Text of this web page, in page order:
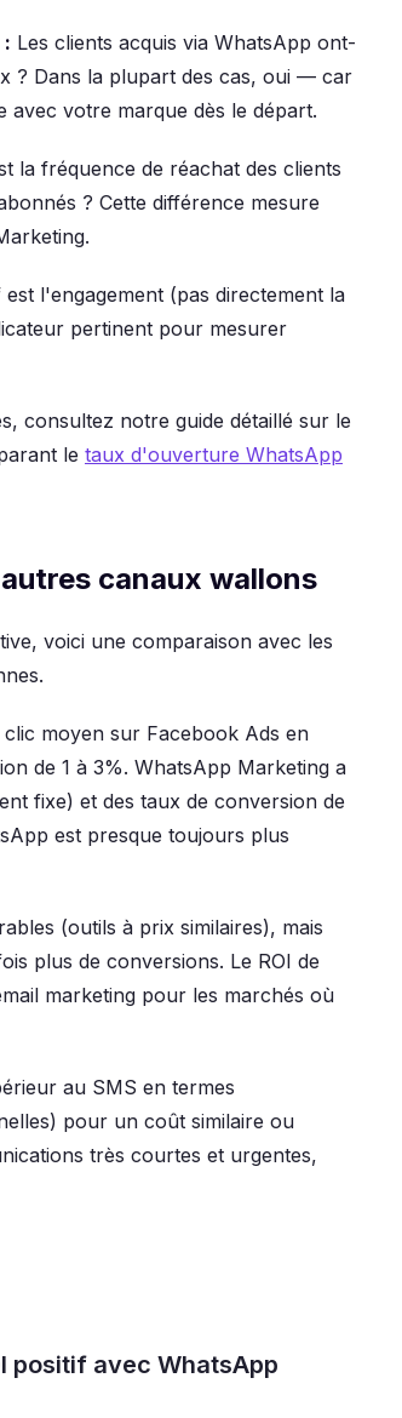
Les clients acquis via WhatsApp ont-
? Dans la plupart des cas, oui — car
votre marque dès le départ.
la fréquence de réachat des clients
? Cette différence mesure
l'engagement (pas directement la
pertinent pour mesurer
consultez notre guide détaillé sur le
le taux d'ouverture WhatsApp
canaux wallons
voici une comparaison avec les
moyen sur Facebook Ads en
de 1 à 3%. WhatsApp Marketing a
fixe) et des taux de conversion de
est presque toujours plus
(outils à prix similaires), mais
plus de conversions. Le ROI de
marketing pour les marchés où
au SMS en termes
pour un coût similaire ou
très courtes et urgentes,
positif avec WhatsApp